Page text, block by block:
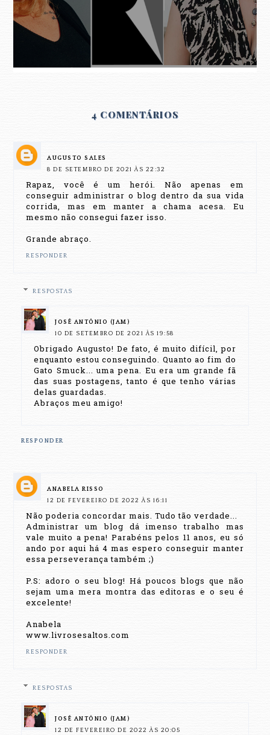
4 COMENTÁRIOS
AUGUSTO SALES
8 DE SETEMBRO DE 2021 ÀS 22:32
Rapaz, você é um herói. Não apenas em
conseguir administrar o blog dentro da sua vida
corrida, mas em manter a chama acesa. Eu
mesmo não consegui fazer isso.
Grande abraço.
RESPONDER
RESPOSTAS
JOSÉ ANTÔNIO (JAM)
10 DE SETEMBRO DE 2021 ÀS 19:58
Obrigado Augusto! De fato, é muito difícil, por
enquanto estou conseguindo. Quanto ao fim do
Gato Smuck... uma pena. Eu era um grande fã
das suas postagens, tanto é que tenho várias
delas guardadas.
Abraços meu amigo!
RESPONDER
ANABELA RISSO
12 DE FEVEREIRO DE 2022 ÀS 16:11
Não poderia concordar mais. Tudo tão verdade...
Administrar um blog dá imenso trabalho mas
vale muito a pena! Parabéns pelos 11 anos, eu só
ando por aqui há 4 mas espero conseguir manter
essa perseverança também ;)
P.S: adoro o seu blog! Há poucos blogs que não
sejam uma mera montra das editoras e o seu é
excelente!
Anabela
www.livrosesaltos.com
RESPONDER
RESPOSTAS
JOSÉ ANTÔNIO (JAM)
12 DE FEVEREIRO DE 2022 ÀS 20:05